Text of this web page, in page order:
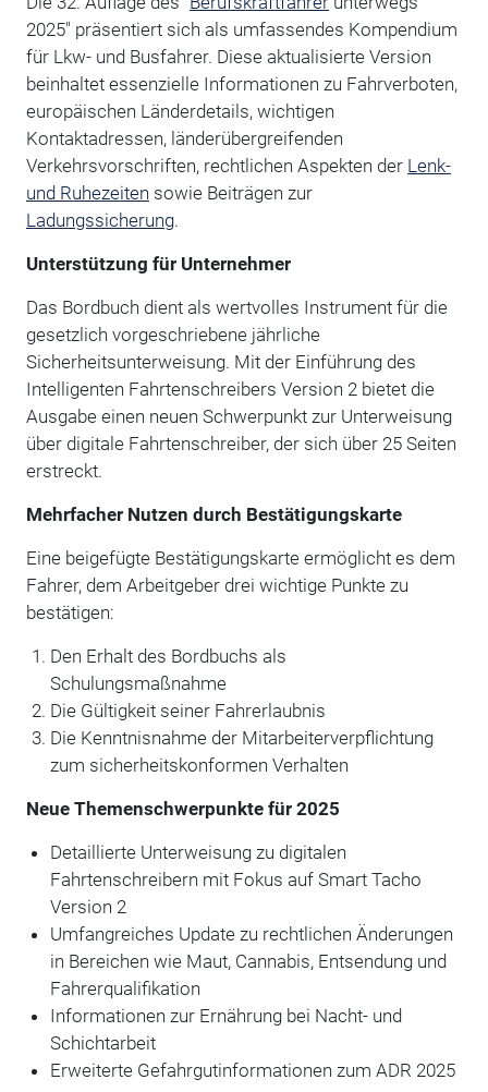
2025" präsentiert sich als umfassendes Kompendium
für Lkw- und Busfahrer. Diese aktualisierte Version
beinhaltet essenzielle Informationen zu Fahrverboten,
europäischen Länderdetails, wichtigen
Kontaktadressen, länderübergreifenden
Verkehrsvorschriften, rechtlichen Aspekten der Lenk-
und Ruhezeiten sowie Beiträgen zur
Ladungssicherung.
Unterstützung für Unternehmer
Das Bordbuch dient als wertvolles Instrument für die
gesetzlich vorgeschriebene jährliche
Sicherheitsunterweisung. Mit der Einführung des
Intelligenten Fahrtenschreibers Version 2 bietet die
Ausgabe einen neuen Schwerpunkt zur Unterweisung
über digitale Fahrtenschreiber, der sich über 25 Seiten
erstreckt.
Mehrfacher Nutzen durch Bestätigungskarte
Eine beigefügte Bestätigungskarte ermöglicht es dem
Fahrer, dem Arbeitgeber drei wichtige Punkte zu
bestätigen:
Den Erhalt des Bordbuchs als
Schulungsmaßnahme
Die Gültigkeit seiner Fahrerlaubnis
Die Kenntnisnahme der Mitarbeiterverpflichtung
zum sicherheitskonformen Verhalten
Neue Themenschwerpunkte für 2025
Detaillierte Unterweisung zu digitalen
Fahrtenschreibern mit Fokus auf Smart Tacho
Version 2
Umfangreiches Update zu rechtlichen Änderungen
in Bereichen wie Maut, Cannabis, Entsendung und
Fahrerqualifikation
Informationen zur Ernährung bei Nacht- und
Schichtarbeit
Erweiterte Gefahrgutinformationen zum ADR 2025